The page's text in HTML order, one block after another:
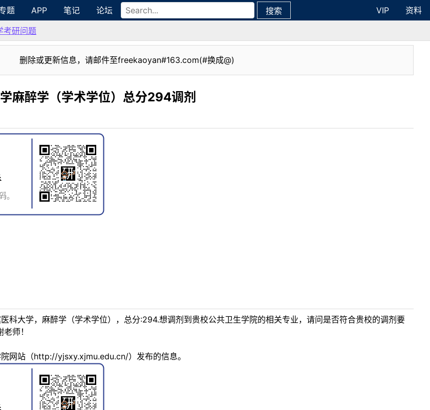
题 APP 笔记 论坛 搜索 VIP
资料
考研问题
删除或更新信息，请邮件至freekaoyan#163.com(#换成@)
麻醉学（学术学位）总分294调剂
科大学，麻醉学（学术学位），总分:294.想调剂到贵校公共卫生学院的相关专业，请问是否符合贵校的调剂要
师！
网站（http://yjsxy.xjmu.edu.cn/）发布的信息。